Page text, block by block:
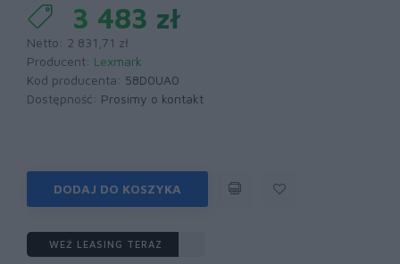
3 483 zł
Netto: 2 831,71 zł
Producent: Lexmark
Kod producenta: 58D0UA0
Dostępność: Prosimy o kontakt
DODAJ DO KOSZYKA
WEŹ LEASING TERAZ